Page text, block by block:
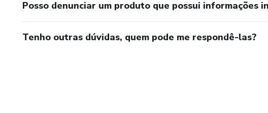
Posso denunciar um produto que possui informações
Tenho outras dúvidas, quem pode me respondê-las?